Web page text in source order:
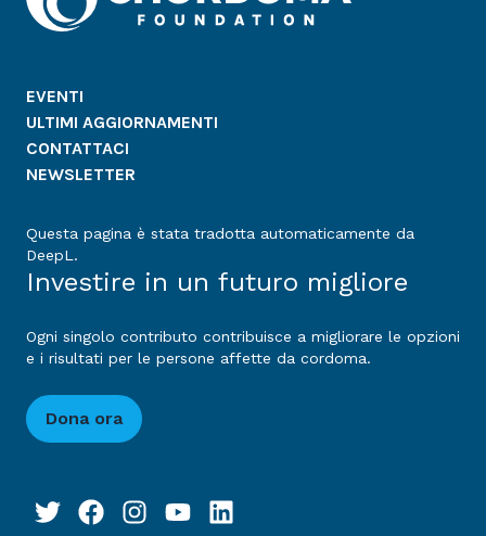
EVENTI
ULTIMI AGGIORNAMENTI
CONTATTACI
NEWSLETTER
Questa pagina è stata tradotta automaticamente da
DeepL.
Investire in un futuro migliore
Ogni singolo contributo contribuisce a migliorare le opzioni
e i risultati per le persone affette da cordoma.
Dona ora